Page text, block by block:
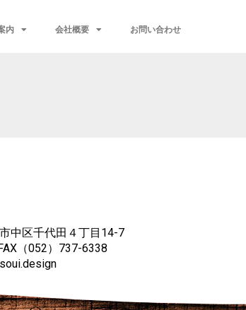
内 会社概要 お問い合わせ
中区千代田４丁目14-7
（052）737-6338